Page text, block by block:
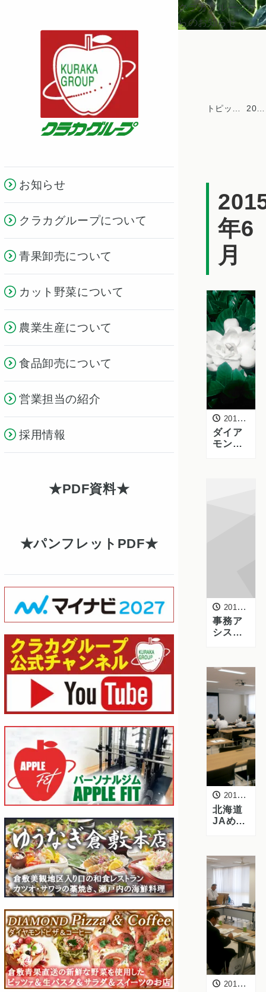
お知らせ
クラカグループについて
青果卸売について
カット野菜について
農業生産について
食品卸売について
営業担当の紹介
採用情報
PDF資料
パンフレットPDF
クラカグループか
らのお知らせ
トピックス一覧 2015年
年6
月
2015年6月15日
ダイア
モンド
2015年6月11日
事務ア
シスタ
中！
2015年6月5日
北海道
JAめま
がご来
社 ー産
地と卸
の連携
を深め
る研修
会を開
催
2015年6月5日